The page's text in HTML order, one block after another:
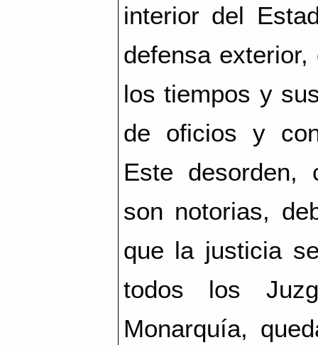
interior del
defensa
los tiempos y
de oficios y
Este desorden,
son notorias,
que la justicia
todos los
Monarquía,